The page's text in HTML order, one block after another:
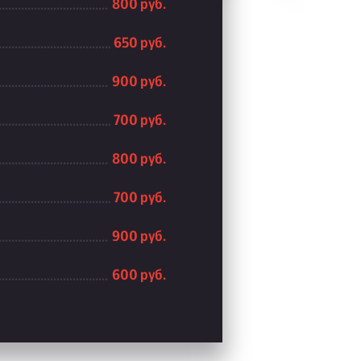
800 руб.
650 руб.
900 руб.
700 руб.
800 руб.
700 руб.
900 руб.
600 руб.